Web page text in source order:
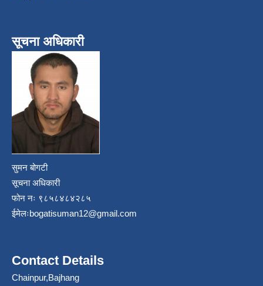
सूचना अधिकारी
सुमन बोगटी
सूचना अधिकारी
फोन नः ९८५८४८४२८५
ईमेलःbogatisuman12@gmail.com
Contact Details
Chainpur,Bajhang